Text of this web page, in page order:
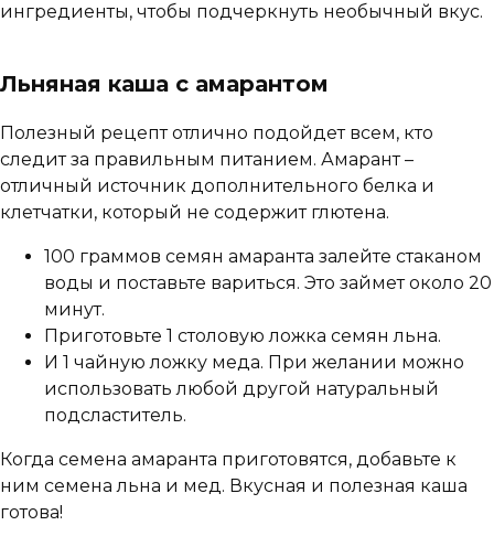
ингредиенты, чтобы подчеркнуть необычный вкус.
Льняная каша с амарантом
Полезный рецепт отлично подойдет всем, кто
следит за правильным питанием. Амарант –
отличный источник дополнительного белка и
клетчатки, который не содержит глютена.
100 граммов семян амаранта залейте стаканом
воды и поставьте вариться. Это займет около 20
минут.
Приготовьте 1 столовую ложка семян льна.
И 1 чайную ложку меда. При желании можно
использовать любой другой натуральный
подсластитель.
Когда семена амаранта приготовятся, добавьте к
ним семена льна и мед. Вкусная и полезная каша
готова!